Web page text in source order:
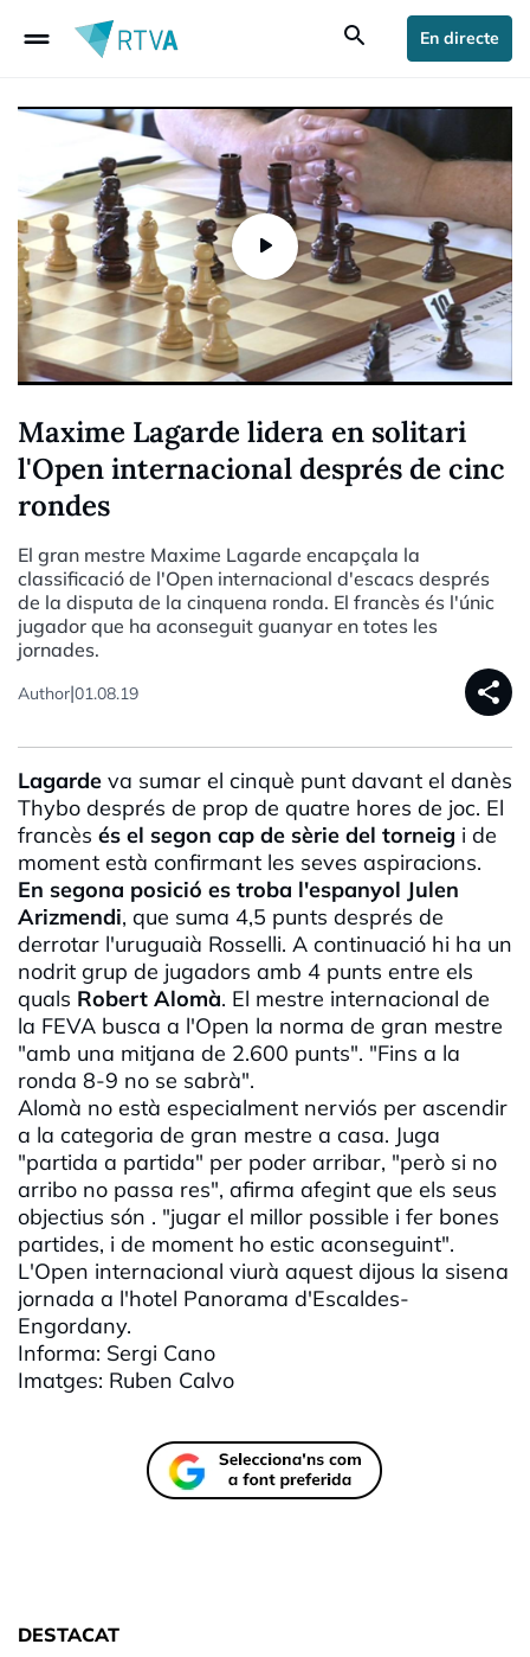
drag_handle search En directe
Maxime Lagarde lidera en solitari
l'Open internacional després de cinc
rondes
El gran mestre Maxime Lagarde encapçala la
classificació de l'Open internacional d'escacs després
de la disputa de la cinquena ronda. El francès és l'únic
jugador que ha aconseguit guanyar en totes les
jornades.
Author|01.08.19 share
Lagarde va sumar el cinquè punt davant el danès
Thybo després de prop de quatre hores de joc. El
francès és el segon cap de sèrie del torneig i de
moment està confirmant les seves aspiracions.
En segona posició es troba l'espanyol Julen
Arizmendi, que suma 4,5 punts després de
derrotar l'uruguaià Rosselli. A continuació hi ha un
nodrit grup de jugadors amb 4 punts entre els
quals Robert Alomà. El mestre internacional de
la FEVA busca a l'Open la norma de gran mestre
"amb una mitjana de 2.600 punts". "Fins a la
ronda 8-9 no se sabrà".
Alomà no està especialment nerviós per ascendir
a la categoria de gran mestre a casa. Juga
"partida a partida" per poder arribar, "però si no
arribo no passa res", afirma afegint que els seus
objectius són . "jugar el millor possible i fer bones
partides, i de moment ho estic aconseguint".
L'Open internacional viurà aquest dijous la sisena
jornada a l'hotel Panorama d'Escaldes-
Engordany.
Informa: Sergi Cano
Imatges: Ruben Calvo
DESTACAT